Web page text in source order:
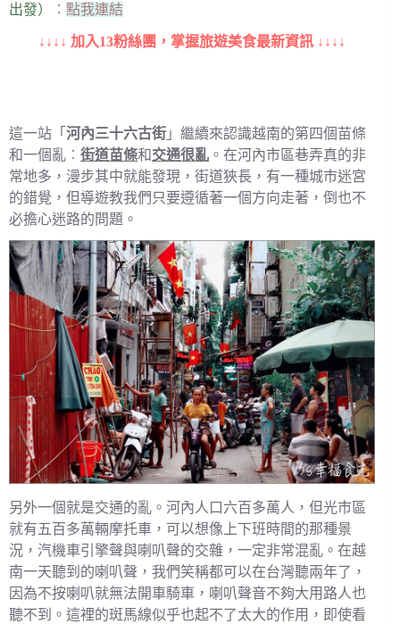
出發）
︰ 點我連結
↓↓↓↓ 加入13粉絲團，掌握旅遊美食最新資訊 ↓↓↓↓
這一站「 河內三十六古街 」繼續來認識越南的第四個苗條
和一個亂︰ 街道苗條和交通很亂 。在河內市區巷弄真的非
常地多，漫步其中就能發現，街道狹長，有一種城市迷宮
的錯覺，但導遊教我們只要遵循著一個方向走著，倒也不
必擔心迷路的問題。
另外一個就是交通的亂。河內人口六百多萬人，但光市區
就有五百多萬輛摩托車，可以想像上下班時間的那種景
況，汽機車引擎聲與喇叭聲的交雜，一定非常混亂。在越
南一天聽到的喇叭聲，我們笑稱都可以在台灣聽兩年了，
因為不按喇叭就無法開車騎車，喇叭聲音不夠大用路人也
聽不到。這裡的斑馬線似乎也起不了太大的作用，即使看